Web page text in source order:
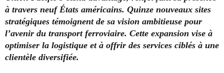
à travers neuf États américains. Quinze nouveaux sites
stratégiques témoignent de sa vision ambitieuse pour
l’avenir du transport ferroviaire. Cette expansion vise à
optimiser la logistique et à offrir des services ciblés à une
clientèle diversifiée.